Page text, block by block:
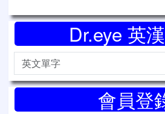
Dr.eye 英
英文單字
會員登